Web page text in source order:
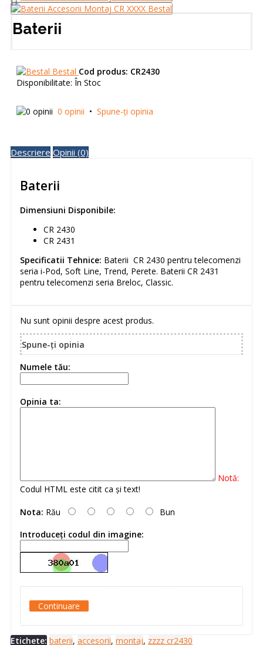
Baterii
Bestal Cod produs: CR2430
Disponibilitate: În Stoc
0 opinii • Spune-ţi opinia
Descriere Opinii (0)
Baterii
Dimensiuni Disponibile:
CR 2430
CR 2431
Specificatii Tehnice: Baterii CR 2430 pentru telecomenzi
seria i-Pod, Soft Line, Trend, Perete. Baterii CR 2431
pentru telecomenzi seria Breloc, Classic.
Nu sunt opinii despre acest produs.
Spune-ţi opinia
Numele tău:
Opinia ta:
Notă:
Codul HTML este citit ca şi text!
Nota: Rău
Bun
Introduceţi codul din imagine:
Continuare
Etichete: baterii, accesorii, montaj, zzzz cr2430